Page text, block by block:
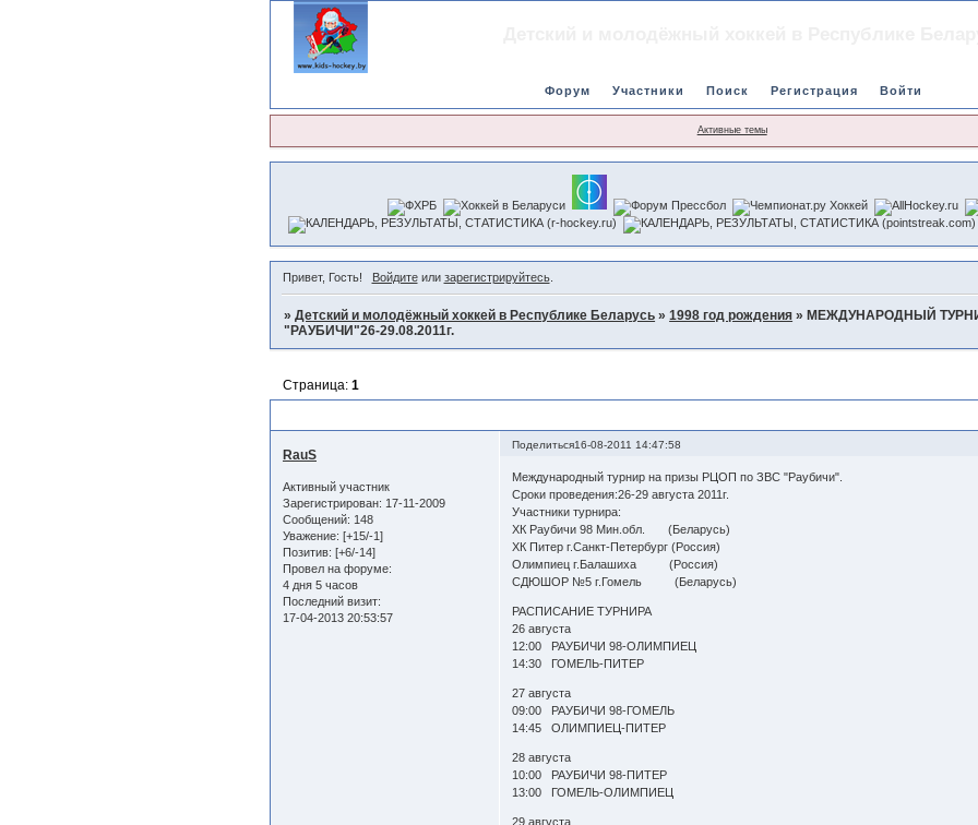
Форум Участники Поиск Регистрация Войти
Активные темы
Привет, Гость! Войдитеили зарегистрируйтесь.
»Детский и молодёжный хоккей в Республике Беларусь »1998 год рождения »МЕЖДУНАРОДНЫЙ
"РАУБИЧИ"26-29.08.2011г.
Страница:1
Поделиться16-08-2011 14:47:58
RauS
Активный участник
Зарегистрирован: 17-11-2009
Сообщений: 148
Уважение: [+15/-1]
Позитив: [+6/-14]
Провел на форуме:
4 дня 5 часов
Последний визит:
17-04-2013 20:53:57
Международный турнир на призы РЦОП по ЗВС "Раубичи".
Сроки проведения:26-29 августа 2011г.
Участники турнира:
ХК Раубичи 98 Мин.обл. (Беларусь)
ХК Питер г.Санкт-Петербург (Россия)
Олимпиец г.Балашиха (Россия)
СДЮШОР №5 г.Гомель (Беларусь)
РАСПИСАНИЕ ТУРНИРА
26 августа
12:00 РАУБИЧИ 98-ОЛИМПИЕЦ
14:30 ГОМЕЛЬ-ПИТЕР
27 августа
09:00 РАУБИЧИ 98-ГОМЕЛЬ
14:45 ОЛИМПИЕЦ-ПИТЕР
28 августа
10:00 РАУБИЧИ 98-ПИТЕР
13:00 ГОМЕЛЬ-ОЛИМПИЕЦ
29 августа